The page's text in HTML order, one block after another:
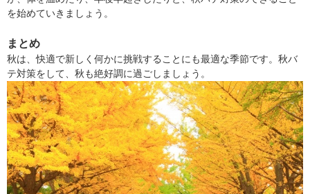
を始めていきましょう。
まとめ
秋は、快適で新しく何かに挑戦することにも最適な季節です。秋バ
テ対策をして、秋も絶好調に過ごしましょう。